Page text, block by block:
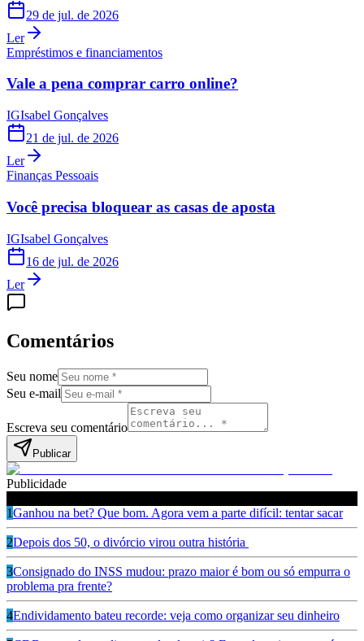
29 de jul. de 2026
Ler
Empréstimos e financiamentos
Vale a pena comprar carro online?
IGIsabel Gonçalves
21 de jul. de 2026
Ler
Finanças Pessoais
Você precisa bloquear as casas de aposta
IGIsabel Gonçalves
16 de jul. de 2026
Ler
Comentários
Seu nome
Seu e-mail
Escreva seu comentário
Publicar
Publicidade
1Ganhou na bet? Que bom. Agora vem a parte difícil: tentar sacar
2Depois dos 50, o divórcio virou outra história
3Consignado do INSS mudou: prazo maior é bom ou só empurra o
problema pra frente?
4Endividamento bateu recorde: veja como organizar seu dinheiro